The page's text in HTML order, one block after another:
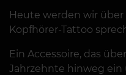
Heute werden wir
Kopfhörer-Tattoo
Ein Accessoire, das
Jahrzehnte hinweg